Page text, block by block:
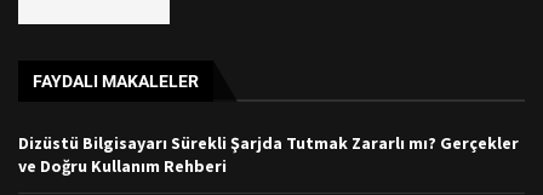
FAYDALI MAKALELER
Dizüstü Bilgisayarı Sürekli Şarjda Tutmak Zararlı mı? Gerçekler
ve Doğru Kullanım Rehberi